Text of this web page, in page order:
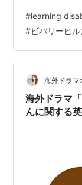
め 学習障害に
書S1E19から
下がる一方で
38'01 ティー
ナ…
#learning
#ビバリーヒ
海外ドラマ
海外ドラマ
んに関する